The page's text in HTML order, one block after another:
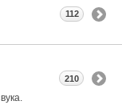
112
210